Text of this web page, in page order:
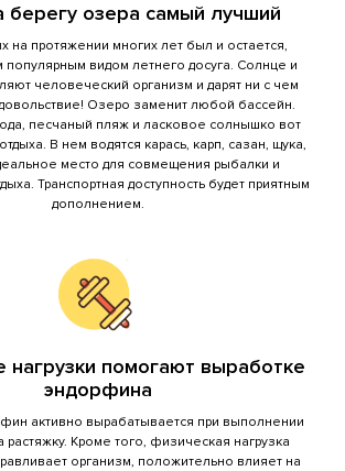
маленькие/средние
розжиг парафиновый 0,25/
мешок 10 литров (2 кг)
чугунный казан 12 литров
7 шт березовых поленьев
берегу озера самый лучший
на протяжении многих лет был и остается,
видом летнего досуга. Солнце и
человеческий организм и дарят ни с чем
Озеро заменит любой бассейн.
песчаный пляж и ласковое солнышко вот
В нем водятся карась, карп, сазан, щука,
место для совмещения рыбалки и
Транспортная доступность будет приятным
дополнением.
нагрузки помогают выработке
эндорфина
активно вырабатывается при выполнении
Кроме того, физическая нагрузка
организм, положительно влияет на